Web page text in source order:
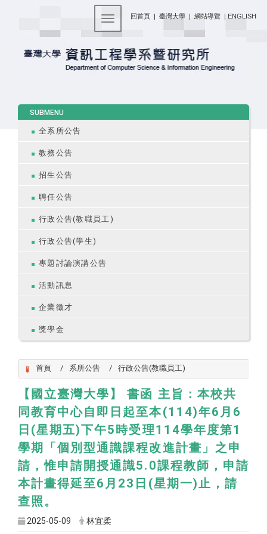
回首頁 | 臺灣大學 | 網站導覽 | ENGLISH
Toggle navigation
SUBMENU
全系所公告
教務公告
招生公告
聘任公告
行政公告(教職員工)
行政公告(學生)
專題討論演講公告
活動訊息
企業徵才
獎學金
首頁 系所公告 行政公告(教職員工)
【國立臺灣大學】 書函 主旨：本校共
同教育中心自即日起至本(114)年6月6
日(星期五)下午5時受理114學年度第1
學期「個別型通識課程改進計畫」之申
請，惟申請開授通識5.0課程教師，申請
本計畫得延至6月23日(星期一)止，請
查照。
2025-05-09 林宜柔